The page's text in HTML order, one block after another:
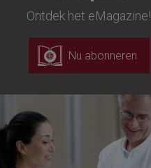
Ontdek het eMagazine!
Nu abonneren